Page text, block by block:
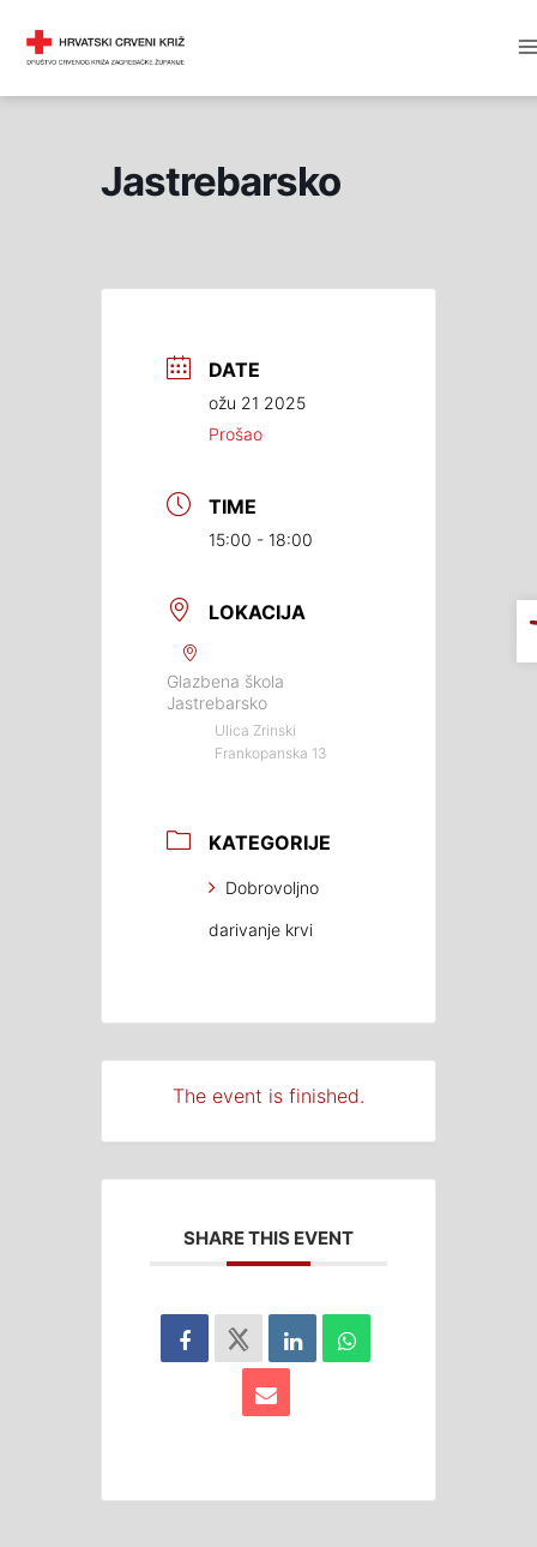
Jastrebarsko
DATE
ožu 21 2025
Prošao
TIME
15:00 - 18:00
LOKACIJA
Glazbena škola
Jastrebarsko
Ulica Zrinski
Frankopanska 13
KATEGORIJE
Dobrovoljno
darivanje krvi
The event is finished.
SHARE THIS EVENT